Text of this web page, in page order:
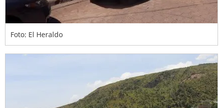
Foto: El Heraldo